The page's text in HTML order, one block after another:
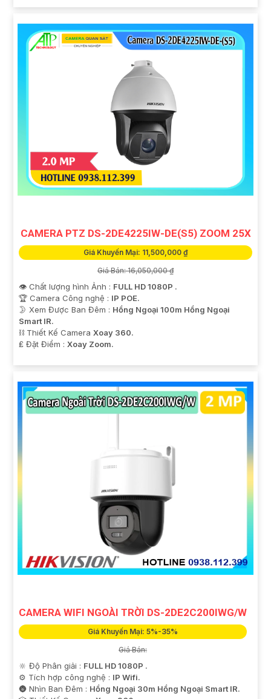
CAMERA PTZ DS-2DE4225IW-DE(S5) ZOOM 25X
Giá Khuyến Mại: 11,500,000 ₫
Giá Bán: 16,050,000 ₫
👁 Chất lượng hình Ảnh : FULL HD 1080P .
🏆 Camera Công nghệ : IP POE.
🌛 Xem Được Ban Đêm : Hồng Ngoại 100m Hồng Ngoại
Smart IR.
⛓ Thiết Kế Camera Xoay 360.
️₤ Đặt Điểm : Xoay Zoom.
CAMERA WIFI NGOÀI TRỜI DS-2DE2C200IWG/W
Giá Khuyến Mại: 5%-35%
Giá Bán:
🔆 Độ Phân giải : FULL HD 1080P .
⚙ Tích hợp công nghệ : IP Wifi.
🌚 Nhìn Ban Đêm : Hồng Ngoại 30m Hồng Ngoại Smart IR.